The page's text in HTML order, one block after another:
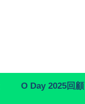
O Day 2025回顧